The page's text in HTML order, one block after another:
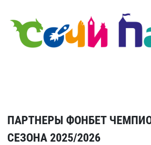
ПАРТНЕРЫ ФОНБЕТ
СЕЗОНА 2025/2026